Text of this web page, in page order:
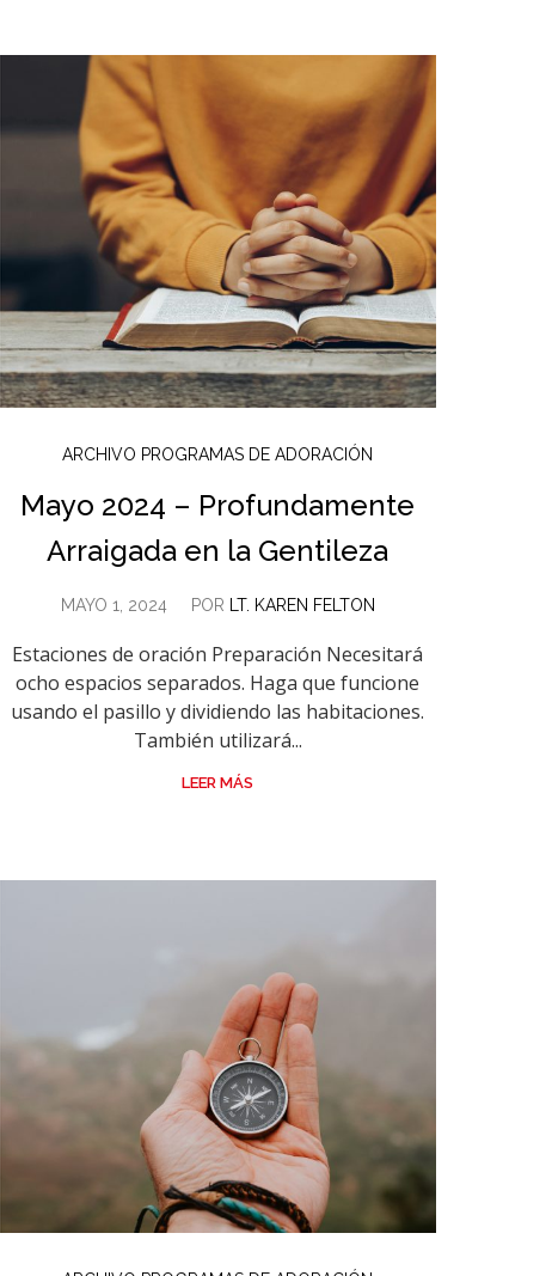
ARCHIVO PROGRAMAS DE ADORACIÓN
Mayo 2024 – Profundamente
Arraigada en la Gentileza
MAYO 1, 2024 POR LT. KAREN FELTON
Estaciones de oración Preparación Necesitará
ocho espacios separados. Haga que funcione
usando el pasillo y dividiendo las habitaciones.
También utilizará...
LEER MÁS